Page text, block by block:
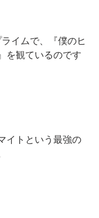
イムで、『僕のヒ
を観ているのです
イトという最強の